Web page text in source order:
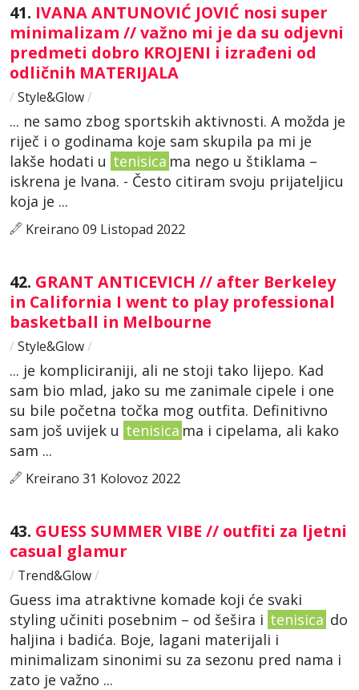
41. IVANA ANTUNOVIĆ JOVIĆ nosi super
minimalizam // važno mi je da su odjevni
predmeti dobro KROJENI i izrađeni od
odličnih MATERIJALA
/ Style&Glow/
... ne samo zbog sportskih aktivnosti. A možda je
riječ i o godinama koje sam skupila pa mi je
lakše hodati u tenisica ma nego u štiklama –
iskrena je Ivana. - Često citiram svoju prijateljicu
koja je ...
Kreirano 09 Listopad 2022
42. GRANT ANTICEVICH // after Berkeley
in California I went to play professional
basketball in Melbourne
/ Style&Glow/
... je kompliciraniji, ali ne stoji tako lijepo. Kad
sam bio mlad, jako su me zanimale cipele i one
su bile početna točka mog outfita. Definitivno
sam još uvijek u tenisica ma i cipelama, ali kako
sam ...
Kreirano 31 Kolovoz 2022
43. GUESS SUMMER VIBE // outfiti za ljetni
casual glamur
/ Trend&Glow/
Guess ima atraktivne komade koji će svaki
styling učiniti posebnim – od šešira i tenisica do
haljina i badića. Boje, lagani materijali i
minimalizam sinonimi su za sezonu pred nama i
zato je važno ...